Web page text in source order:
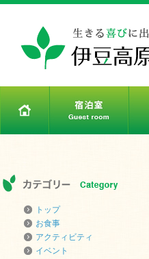
トップ
お食事
アクティビティ
イベント